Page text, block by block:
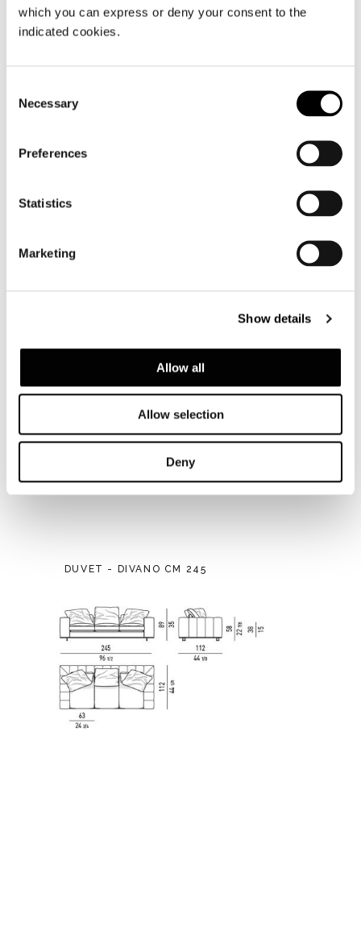
which you can express or deny your consent to the
indicated cookies.
Selection
Necessary
Preferences
Statistics
Marketing
Show details
Allow all
Allow selection
Deny
DUVET - DIVANO CM 245